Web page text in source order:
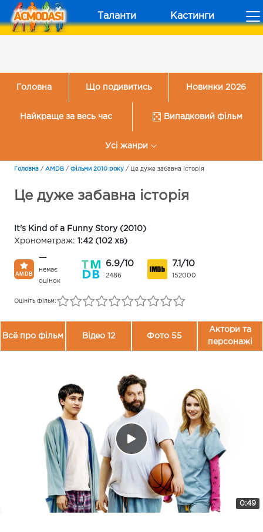
Таланти Кастинги
Головна Що подивитись Новинки 2026
Найкраще за весь час Випадковий фільм
Усі жанри
Головна / AMDB / Фільми 2010 року / Це дуже забавна історія
Це дуже забавна історія
It's Kind of a Funny Story (2010)
Хронометраж: 1:42 (102 хв)
—
немає
оцінок
6.9/10
2486
7.1/10
152000
Оцініть фільм:
Всё про фільм Відео 12 Фото 55
Актори та
персонажі
0:49